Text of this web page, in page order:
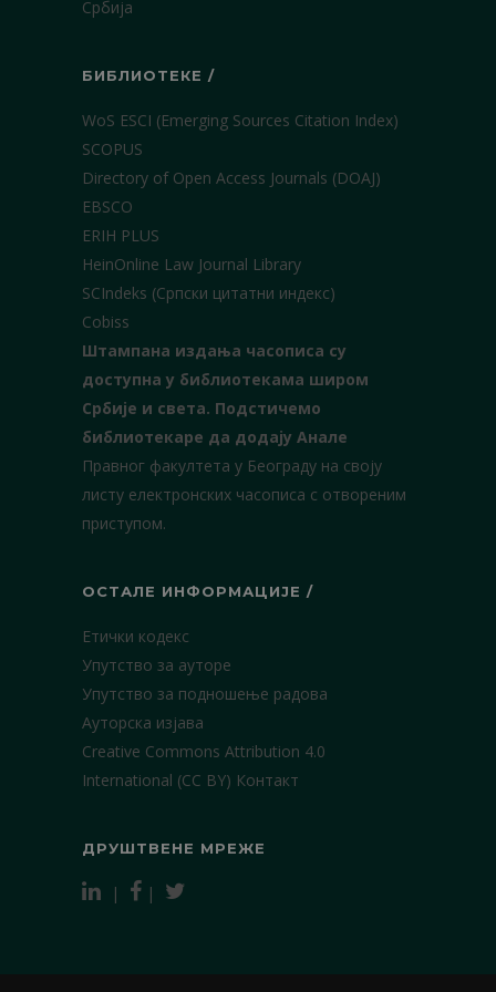
Србија
БИБЛИОТЕКЕ /
WoS ESCI (Emerging Sources Citation Index)
SCOPUS
Directory of Open Access Journals (DOAJ)
EBSCO
ERIH PLUS
HeinOnline Law Journal Library
SCIndeks (Српски цитатни индекс)
Cobiss
Штампана издања часописа су
доступна у библиотекама широм
Србије и света. Подстичемо
библиотекаре да додају Анале
Правног факултета у Београду на своју
листу електронских часописа с отвореним
приступом.
ОСТАЛЕ ИНФОРМАЦИЈЕ /
Етички кодекс
Упутство за ауторе
Упутство за подношење радова
Ауторска изјава
Creative Commons Attribution 4.0
International (CC BY) Контакт
ДРУШТВЕНЕ МРЕЖЕ
| |